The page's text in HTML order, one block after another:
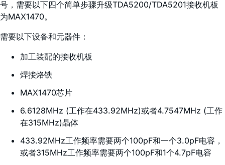
号，需要以下四个简单步骤升级TDA5200/TDA5201接收机板
为MAX1470。
需要以下设备和元器件：
加工装配的接收机板
焊接烙铁
MAX1470芯片
6.6128MHz (工作在433.92MHz)或者4.7547MHz (工作
在315MHz)晶体
433.92MHz工作频率需要两个100pF和一个3.0pF电容，
或者315MHz工作频率需要两个100pF和1个4.7pF电容